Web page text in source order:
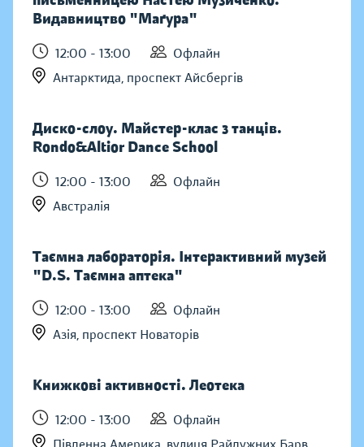
Видавництво "Маґура"
12:00 - 13:00
Офлайн
Антарктида, проспект Айсбергів
Диско-слоу. Майстер-клас з танців.
Rondo&Altior Dance School
12:00 - 13:00
Офлайн
Австралія
Таємна лабораторія. Інтерактивний музей
"D.S. Таємна аптека"
12:00 - 13:00
Офлайн
Азія, проспект Новаторів
Книжкові активності. Леотека
12:00 - 13:00
Офлайн